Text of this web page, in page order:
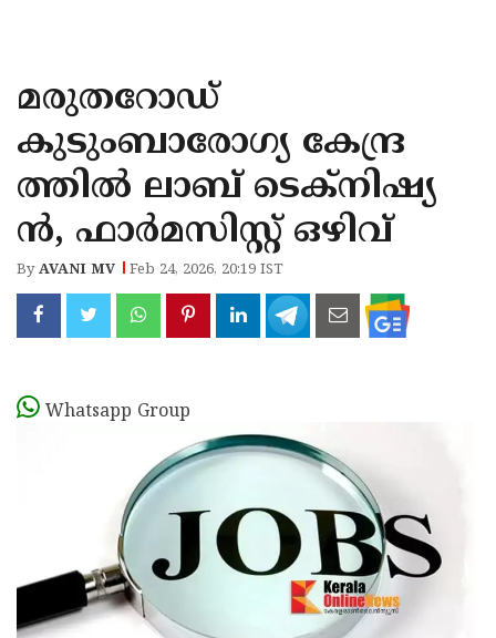
KANNUR
KASARAGOD
മരുതറോഡ്
കുടുംബാരോഗ്യ കേന്ദ്ര
ത്തിൽ ലാബ് ടെക്‌നിഷ്യ
ൻ, ഫാർമസിസ്റ്റ് ഒഴിവ്
ByAVANI MV Feb 24, 2026, 20:19 IST
Whatsapp Group